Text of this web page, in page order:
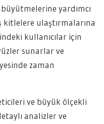
büyütmelerine yardımcı
ulaştırmalarına
kullanıcılar için
sunarlar ve
zaman
ve büyük ölçekli
analizler ve